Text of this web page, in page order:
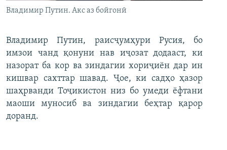
Владимир Путин. Акс аз бойгонӣ
Владимир Путин, раисҷумҳури Русия, бо
имзои чанд қонуни нав иҷозат додааст, ки
назорат ба кор ва зиндагии хориҷиён дар ин
кишвар сахттар шавад. Ҷое, ки садҳо ҳазор
шаҳрванди Тоҷикистон низ бо умеди ёфтани
маоши муносиб ва зиндагии беҳтар қарор
доранд.